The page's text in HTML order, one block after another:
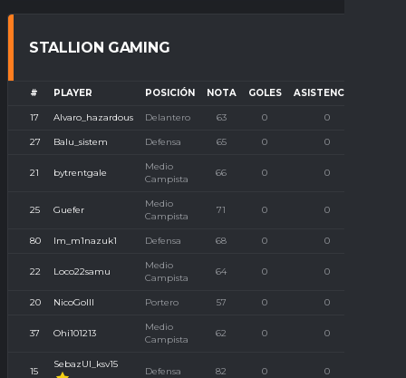
STALLION GAMING
# PLAYER POSICIÓN NOTA GOLES ASISTENCIAS
17 Alvaro_hazardous Delantero 63 0 0
27 Balu_sistem Defensa 65 0 0
21 bytrentgale
Medio
Campista
66 0 0
25 Guefer
Medio
Campista
71 0 0
80 Im_m1nazuk1 Defensa 68 0 0
22 Loco22samu
Medio
Campista
64 0 0
20 NicoGolll Portero 57 0 0
37 Ohi101213
Medio
Campista
62 0 0
15
SebazUl_ksv15
Defensa 82 0 0